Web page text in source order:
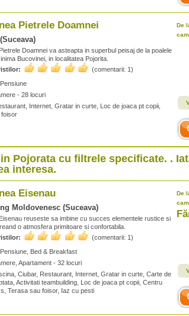
Pietrele Doamnei
Doamnei va asteapta in superbul peisaj de la poalele
Bucovinei, in localitatea Pojorita.
(comentarii: 1)
Pensiune
- 28 locuri
Internet, Gratar in curte, Loc de joaca pt copii,
foisor
De
Pojorata cu filtrele specificate. .
interesa.
Eisenau
Moldovenesc (Suceava)
reuseste sa imbine cu succes elementele rustice si
o atmosfera primitoare si confortabila.
(comentarii: 1)
Pensiune, Bed & Breakfast
Apartament - 32 locuri
Ciubar, Restaurant, Internet, Gratar in curte, Carte de
Activitati teambuilding, Loc de joaca pt copii, Centru
Terasa sau foisor, Iaz cu pesti
De